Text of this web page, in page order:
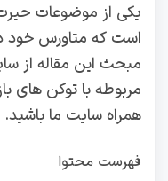
یکی از موضوعات
است که متاورس خود
مبحث این مقاله از
مربوطه با توکن
همراه سایت ما باشید.
فهرست محتوا